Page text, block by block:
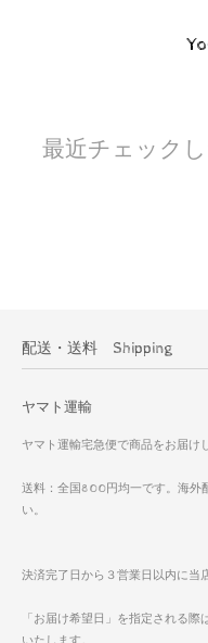
最近チェック
配送・送料 Shipping
ヤマト運輸
ヤマト運輸宅急便で商品をお届け
送料：全国800円均一です。海外
い。
決済完了日から３営業日以内に当
「お届け希望日」を指定される